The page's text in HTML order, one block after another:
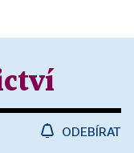
ODEBÍRAT